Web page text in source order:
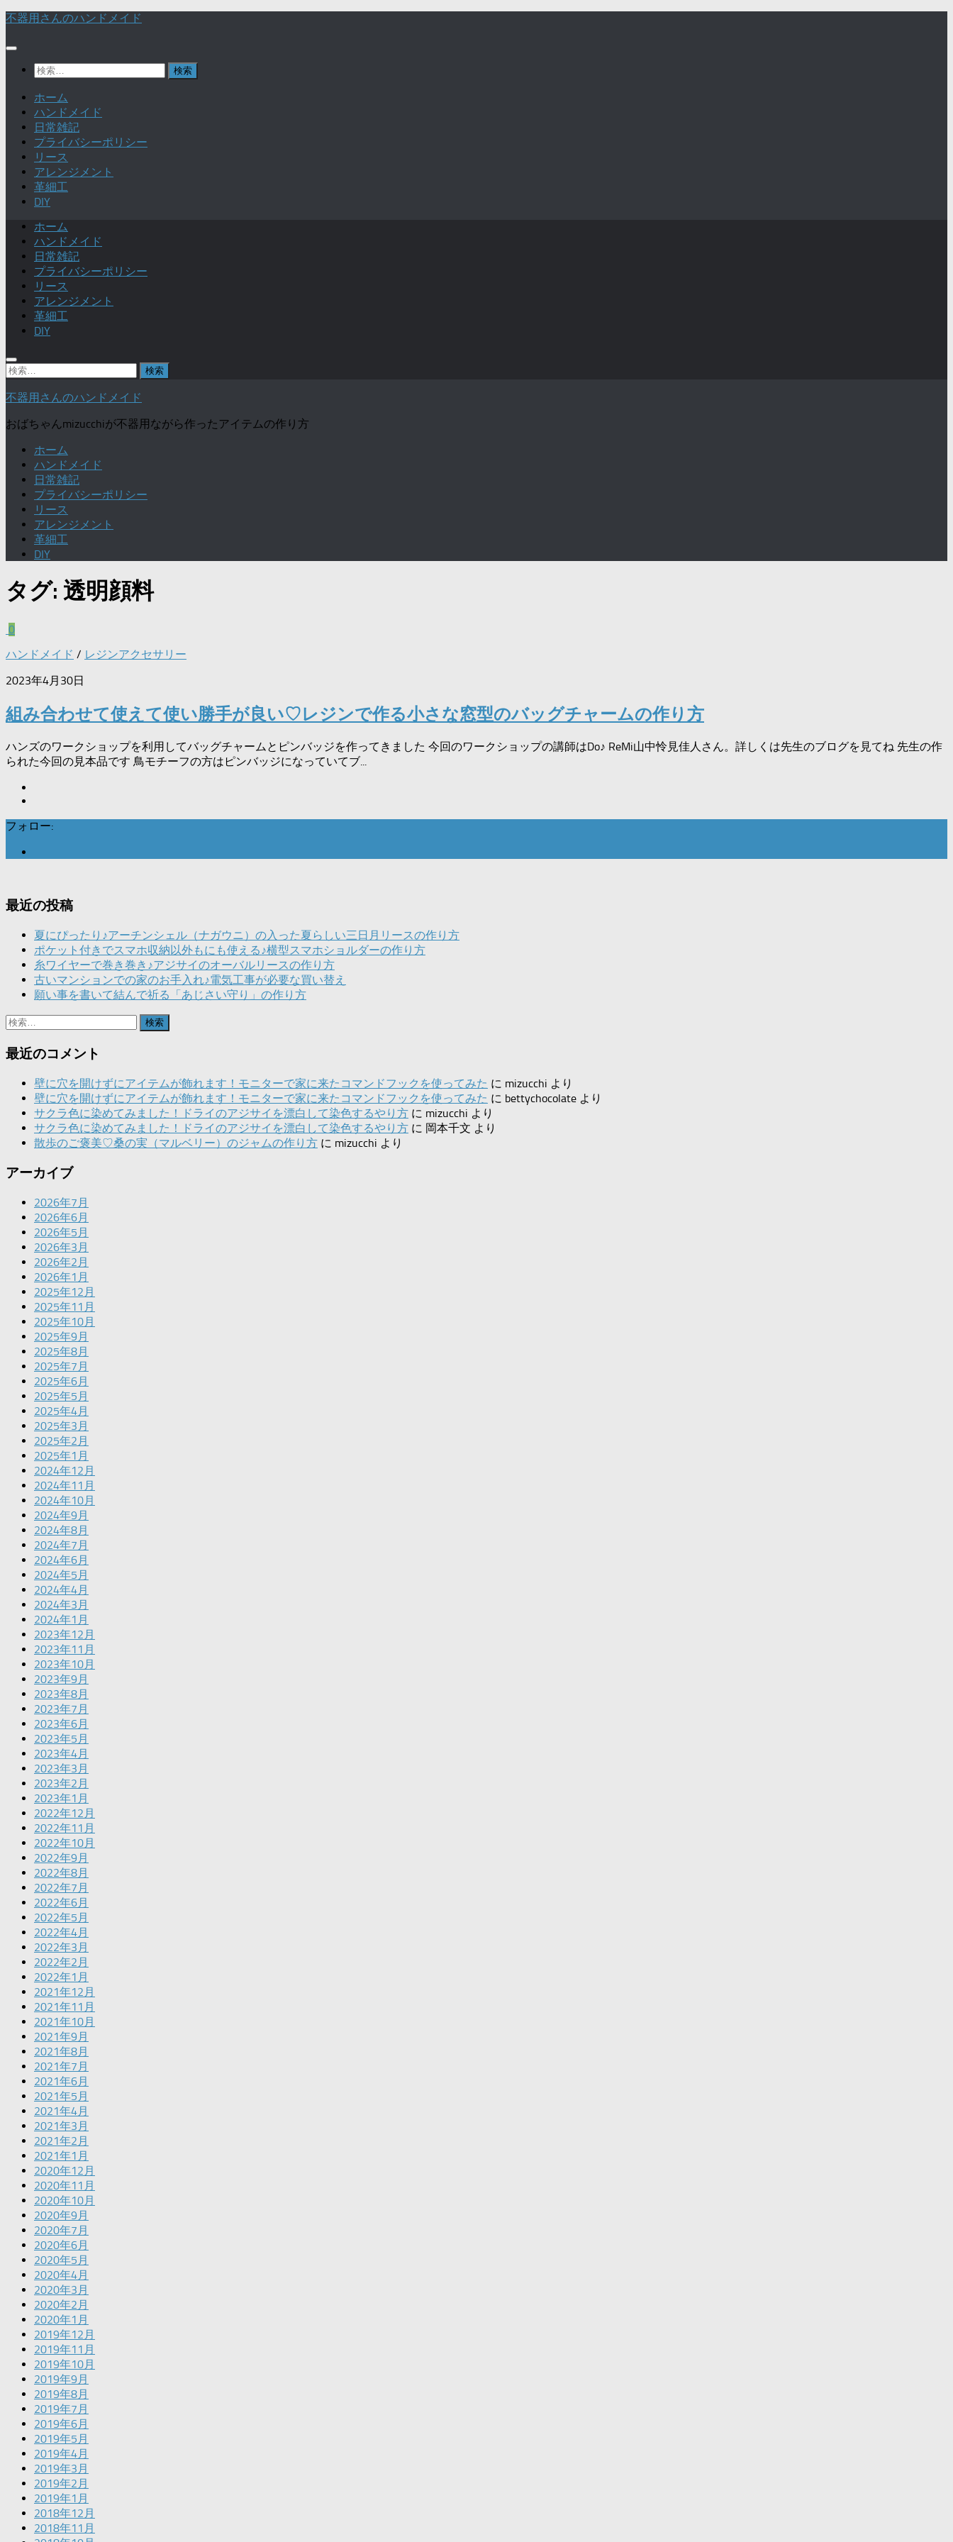
不器用さんのハンドメイド
検
ホーム
ハンドメイド
日常雑記
プライバシーポリシー
リース
アレンジメント
革細工
DIY
ホーム
ハンドメイド
日常雑記
プライバシーポリシー
リース
アレンジメント
革細工
DIY
検
不器用さんのハンドメイド
おばちゃんmizucchiが不器用ながら作ったアイテムの作り方
ホーム
ハンドメイド
日常雑記
プライバシーポリシー
リース
アレンジメント
革細工
DIY
タグ: 透明顔料
0
ハンドメイド / レジンアクセサリー
2023年4月30日
組み合わせて使えて使い勝手が良い♡レジンで作る小さな窓型のバッグチャームの作り方
ハンズのワークショップを利用してバッグチャームとピンバッジを作ってきました 今回のワークショップの講師はDo♪ ReMi山中怜見佳人さん。詳しくは先生のブログを見てね 先生の作
られた今回の見本品です 鳥モチーフの方はピンバッジになっていてブ...
フォロー:
最近の投稿
夏にぴったり♪アーチンシェル（ナガウニ）の入った夏らしい三日月リースの作り方
ポケット付きでスマホ収納以外もにも使える♪横型スマホショルダーの作り方
糸ワイヤーで巻き巻き♪アジサイのオーバルリースの作り方
古いマンションでの家のお手入れ♪電気工事が必要な買い替え
願い事を書いて結んで祈る「あじさい守り」の作り方
検
最近のコメント
壁に穴を開けずにアイテムが飾れます！モニターで家に来たコマンドフックを使ってみた に mizucchi より
壁に穴を開けずにアイテムが飾れます！モニターで家に来たコマンドフックを使ってみた に bettychocolate より
サクラ色に染めてみました！ドライのアジサイを漂白して染色するやり方 に mizucchi より
サクラ色に染めてみました！ドライのアジサイを漂白して染色するやり方 に 岡本千文 より
散歩のご褒美♡桑の実（マルベリー）のジャムの作り方 に mizucchi より
アーカイブ
2026年7月
2026年6月
2026年5月
2026年3月
2026年2月
2026年1月
2025年12月
2025年11月
2025年10月
2025年9月
2025年8月
2025年7月
2025年6月
2025年5月
2025年4月
2025年3月
2025年2月
2025年1月
2024年12月
2024年11月
2024年10月
2024年9月
2024年8月
2024年7月
2024年6月
2024年5月
2024年4月
2024年3月
2024年1月
2023年12月
2023年11月
2023年10月
2023年9月
2023年8月
2023年7月
2023年6月
2023年5月
2023年4月
2023年3月
2023年2月
2023年1月
2022年12月
2022年11月
2022年10月
2022年9月
2022年8月
2022年7月
2022年6月
2022年5月
2022年4月
2022年3月
2022年2月
2022年1月
2021年12月
2021年11月
2021年10月
2021年9月
2021年8月
2021年7月
2021年6月
2021年5月
2021年4月
2021年3月
2021年2月
2021年1月
2020年12月
2020年11月
2020年10月
2020年9月
2020年7月
2020年6月
2020年5月
2020年4月
2020年3月
2020年2月
2020年1月
2019年12月
2019年11月
2019年10月
2019年9月
2019年8月
2019年7月
2019年6月
2019年5月
2019年4月
2019年3月
2019年2月
2019年1月
2018年12月
2018年11月